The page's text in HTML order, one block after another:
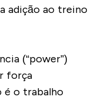
adição ao treino
(“power”)
força
é o trabalho